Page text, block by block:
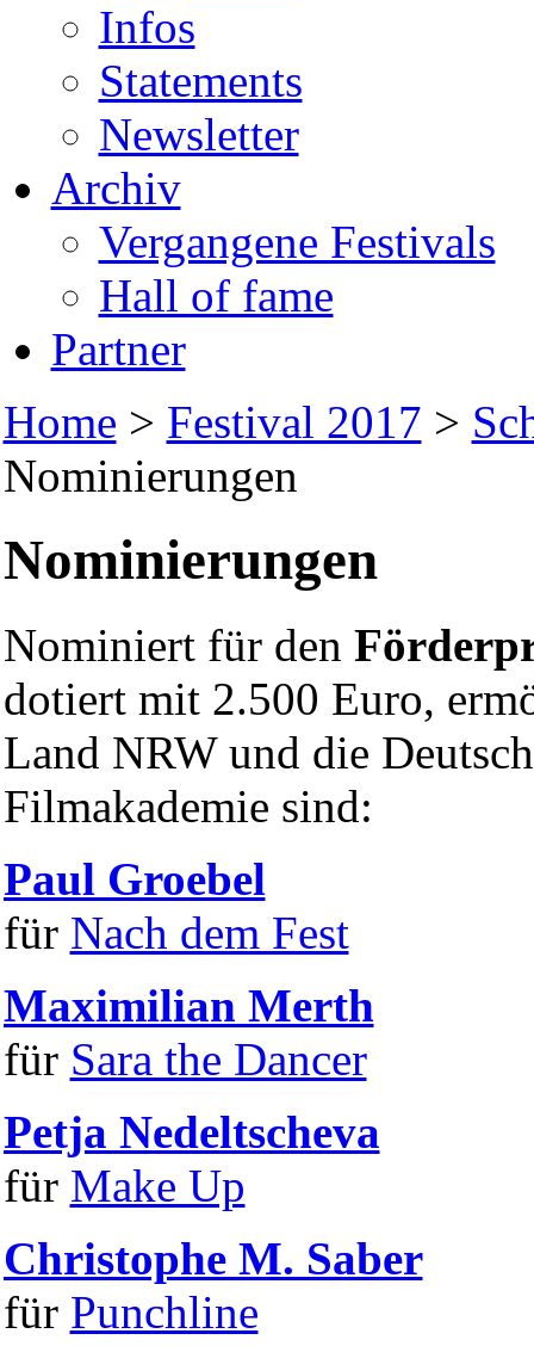
Infos
Statements
Newsletter
Archiv
Vergangene Festivals
Hall of fame
Partner
Home > Festival 2017 >
Nominierungen
Nominierungen
Nominiert für den
dotiert mit 2.500 Euro,
Land NRW und die
Filmakademie sind:
Paul Groebel
für Nach dem Fest
Maximilian Merth
für Sara the Dancer
Petja Nedeltscheva
für Make Up
Christophe M. Saber
für Punchline